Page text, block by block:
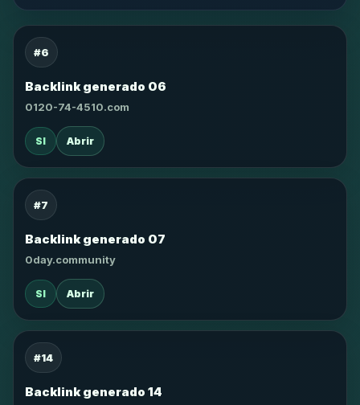
#6
Backlink generado 06
0120-74-4510.com
SI Abrir
#7
Backlink generado 07
0day.community
SI Abrir
#14
Backlink generado 14